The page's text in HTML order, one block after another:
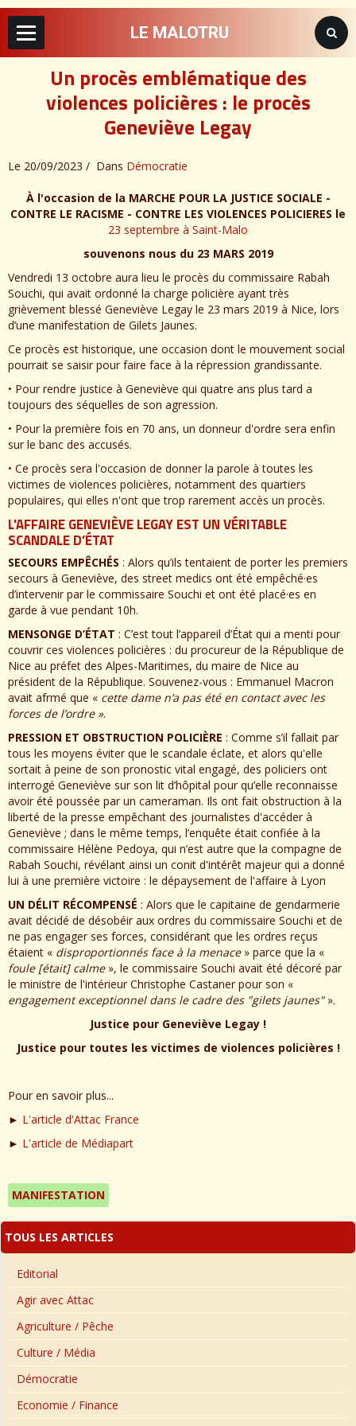
LE MALOTRU
Un procès emblématique des
violences policières : le procès
Geneviève Legay
Le 20/09/2023 Dans Démocratie
À l'occasion de la MARCHE POUR LA JUSTICE SOCIALE -
CONTRE LE RACISME - CONTRE LES VIOLENCES POLICIERES le
23 septembre à Saint-Malo
souvenons nous du 23 MARS 2019
Vendredi 13 octobre aura lieu le procès du commissaire Rabah
Souchi, qui avait ordonné la charge policière ayant très
grièvement blessé Geneviève Legay le 23 mars 2019 à Nice, lors
d’une manifestation de Gilets Jaunes.
Ce procès est historique, une occasion dont le mouvement social
pourrait se saisir pour faire face à la répression grandissante.
• Pour rendre justice à Geneviève qui quatre ans plus tard a
toujours des séquelles de son agression.
• Pour la première fois en 70 ans, un donneur d'ordre sera enfin
sur le banc des accusés.
• Ce procès sera l'occasion de donner la parole à toutes les
victimes de violences policières, notamment des quartiers
populaires, qui elles n'ont que trop rarement accès un procès.
L'AFFAIRE GENEVIÈVE LEGAY EST UN VÉRITABLE
SCANDALE D’ÉTAT
SECOURS EMPÊCHÉS : Alors qu’ils tentaient de porter les premiers
secours à Geneviève, des street medics ont été empêché·es
d’intervenir par le commissaire Souchi et ont été placé·es en
garde à vue pendant 10h.
MENSONGE D’ÉTAT : C’est tout l’appareil d’État qui a menti pour
couvrir ces violences policières : du procureur de la République de
Nice au préfet des Alpes-Maritimes, du maire de Nice au
président de la République. Souvenez-vous : Emmanuel Macron
avait afrmé que « cette dame n’a pas été en contact avec les
forces de l’ordre ».
PRESSION ET OBSTRUCTION POLICIÈRE : Comme s’il fallait par
tous les moyens éviter que le scandale éclate, et alors qu'elle
sortait à peine de son pronostic vital engagé, des policiers ont
interrogé Geneviève sur son lit d’hôpital pour qu’elle reconnaisse
avoir été poussée par un cameraman. Ils ont fait obstruction à la
liberté de la presse empêchant des journalistes d'accéder à
Geneviève ; dans le même temps, l’enquête était confiée à la
commissaire Hélène Pedoya, qui n’est autre que la compagne de
Rabah Souchi, révélant ainsi un conit d'intérêt majeur qui a donné
lui à une première victoire : le dépaysement de l'affaire à Lyon
UN DÉLIT RÉCOMPENSÉ : Alors que le capitaine de gendarmerie
avait décidé de désobéir aux ordres du commissaire Souchi et de
ne pas engager ses forces, considérant que les ordres reçus
étaient « disproportionnés face à la menace» parce que la «
foule [était] calme», le commissaire Souchi avait été décoré par
le ministre de l'intérieur Christophe Castaner pour son «
engagement exceptionnel dans le cadre des "gilets jaunes"».
Justice pour Geneviève Legay !
Justice pour toutes les victimes de violences policières !
Pour en savoir plus...
► L'article d'Attac France
► L'article de Médiapart
MANIFESTATION
TOUS LES ARTICLES
Editorial
Agir avec Attac
Agriculture / Pêche
Culture / Média
Démocratie
Economie / Finance